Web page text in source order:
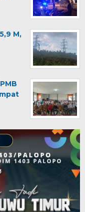
M,